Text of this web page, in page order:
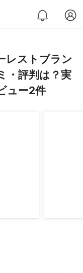
レストブラン
・評判は？実
ュー2件